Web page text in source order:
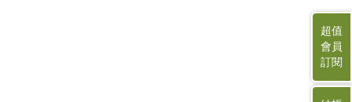
超值
會員
訂閱